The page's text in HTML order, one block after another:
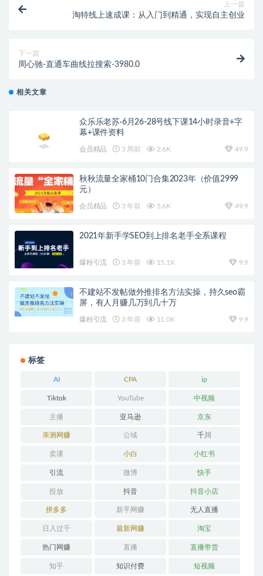
上一篇
淘特线上速成课：从入门到精通，实现自主创业
下一篇
周心驰-直通车曲线拉搜索-3980.0
相关文章
众乐乐老苏·6月26-28号线下课14小时录音+字
幕+课件资料
会员精品 3 周前 2.6K 49.9
秋秋流量全家桶10门合集2023年（价值2999
元）
会员精品 3 年前 5.6K 49.9
2021年新手学SEO到上排名老手全系课程
爆粉引流 3 年前 15.1K 9.9
不建站不发帖做外推排名方法实操，持久seo霸
屏，有人月赚几万到几十万
爆粉引流 3 年前 11.0K 9.9
标签
AI CPA ip
Tiktok YouTube 中视频
主播 亚马逊 京东
亲测网赚 公域 千川
卖课 小白 小红书
引流 微博 快手
投放 抖音 抖音小店
拼多多 新手网赚 无人直播
日入过千 最新网赚 淘宝
热门网赚 直播 直播带货
知乎 知识付费 短视频